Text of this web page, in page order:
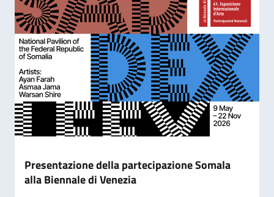
Presentazione della partecipazione Somala
alla Biennale di Venezia